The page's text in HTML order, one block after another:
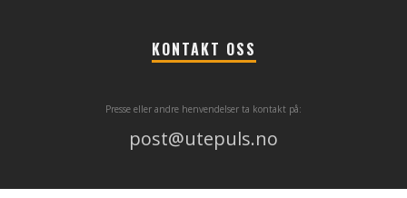
KONTAKT OSS
Presse eller andre henvendelser ta kontakt på:
post@utepuls.no